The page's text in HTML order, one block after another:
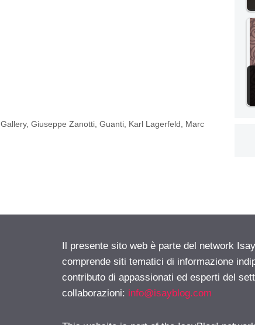
,Gallery,Giuseppe Zanotti ,Guanti Karl Lagerfeld
Marc
Il presente sito web è parte del network
comprende siti tematici di informazione
contributo di appassionati ed esperti del
collaborazioni: info@isayblog.com